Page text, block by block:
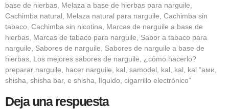
base de hierbas, Melaza a base de hierbas para narguile,
Cachimba natural, Melaza natural para narguile, Cachimba sin
tabaco, Cachimba sin nicotina, Marcas de narguile a base de
hierbas, Marcas de tabaco para narguile, Sabor a tabaco para
narguile, Sabores de narguile, Sabores de narguile a base de
hierbas, Los mejores sabores de narguile, ¿cómo hacerlo?
preparar narguile, hacer narguile, kal, samodel, kal, kal, kal “ами,
shisha, shisha bar, e shisha, líquido, cigarrillo electrónico”
Deja una respuesta